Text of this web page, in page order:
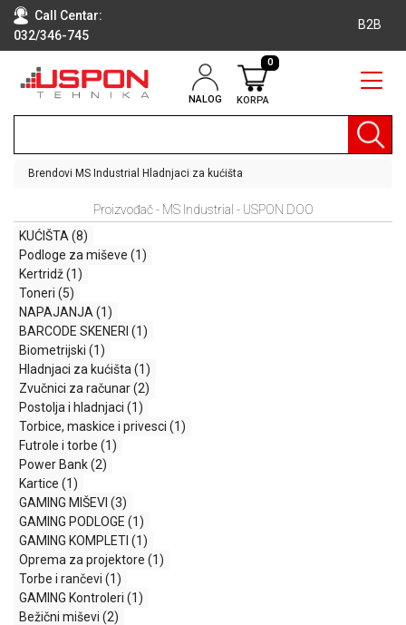
Call Centar:
032/346-745
B2B
NALOG KORPA
0
RAČUNARI
TEHNIKA
OPREMA
AUDIO,
VIDEO
LAPTOP I
TABLET
RAČUNARI
MONITORI
DODATNA
OPREMA
MOBILNI I
FIKSNI
TELEFONI
MALI
KUĆNI
APARATI
Brendovi MS Industrial Hladnjaci za kućišta
Proizvođač - MS Industrial - USPON DOO
KUĆIŠTA (8)
Podloge za miševe (1)
Kertridž(1)
Toneri (5)
NAPAJANJA (1)
BARCODE SKENERI (1)
Biometrijski (1)
Hladnjaci za kućišta (1)
Zvučnici za računar(2)
Postolja i hladnjaci (1)
Torbice, maskice i privesci (1)
Futrole i torbe (1)
Power Bank(2)
Kartice (1)
GAMING MIŠEVI (3)
GAMING PODLOGE (1)
GAMING KOMPLETI (1)
Oprema za projektore (1)
Torbe i rančevi (1)
GAMING Kontroleri (1)
Bežični miševi (2)